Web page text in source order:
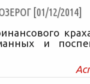
[01/12/2014]
и